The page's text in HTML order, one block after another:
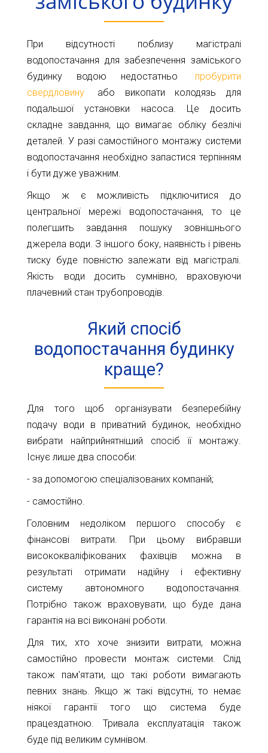
Карта
глибин
Новини
Статті
Відгуки
Контакти
Нд.
Адреса:
м.Київ
вул.
Велика
Окружна,
4
гіпермаркету
Ашан)
221-
02-
02
+38098-
856-
11-
61
При відсутності поблизу магістралі
водопостачання для забезпечення заміського
будинку водою недостатньо
пробурити
свердловину
або викопати колодязь для
подальшої установки насоса. Це досить
складне завдання, що вимагає обліку безлічі
деталей. У разі самостійного монтажу системи
водопостачання необхідно запастися терпінням
і бути дуже уважним.
Якщо ж є можливість підключитися до
центральної мережі водопостачання, то це
полегшить завдання пошуку зовнішнього
джерела води. З іншого боку, наявність і рівень
тиску буде повністю залежати від магістралі.
Якість води досить сумнівно, враховуючи
плачевний стан трубопроводів.
Який спосіб
водопостачання будинку
краще?
Для того щоб організувати безперебійну
подачу води в приватний будинок, необхідно
вибрати найприйнятніший спосіб її монтажу.
Існує лише два способи:
- за допомогою спеціалізованих компаній;
- самостійно.
Головним недоліком першого способу є
фінансові витрати. При цьому вибравши
висококваліфікованих фахівців можна в
результаті отримати надійну і ефективну
систему автономного водопостачання.
Потрібно також враховувати, що буде дана
гарантія на всі виконані роботи.
Для тих, хто хоче знизити витрати, можна
самостійно провести монтаж системи. Слід
також пам'ятати, що такі роботи вимагають
певних знань. Якщо ж такі відсутні, то немає
ніякої гарантії того що система буде
працездатною. Тривала експлуатація також
буде під великим сумнівом.